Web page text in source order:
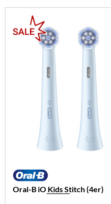
Oral-B iO Kids Stitch (4er)